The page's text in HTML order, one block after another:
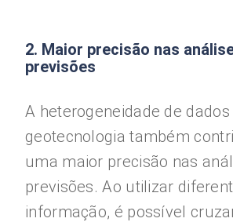
2. Maior precisão nas
previsões
A heterogeneidade de dados
geotecnologia também
uma maior precisão nas
previsões. Ao utilizar
informação, é possível